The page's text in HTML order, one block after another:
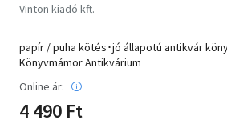
Vinton kiadó kft.
papír / puha kötés･jó állapotú antikvár
Könyvmámor Antikvárium
Online ár:
4 490 Ft